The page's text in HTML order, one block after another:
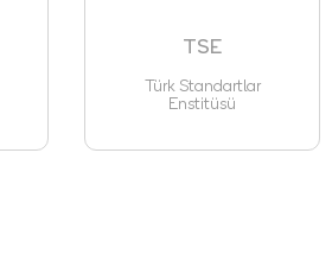
TSE
Türk Standartlar
Enstitüsü